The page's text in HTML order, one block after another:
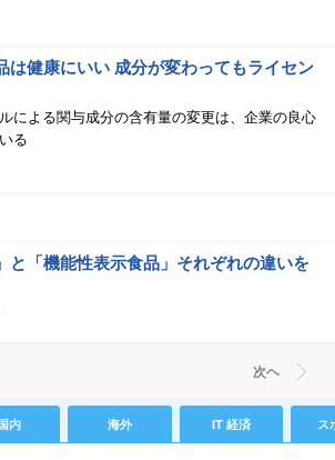
は健康にいい 成分が変わってもライセン
による関与成分の含有量の変更は、企業の良心
る
と「機能性表示食品」それぞれの違いを
次ヘ
内 海外 IT 経済 ス